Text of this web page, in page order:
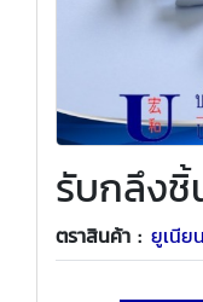
รับกลึงชิ้
ตราสินค้า : ยูเนีย